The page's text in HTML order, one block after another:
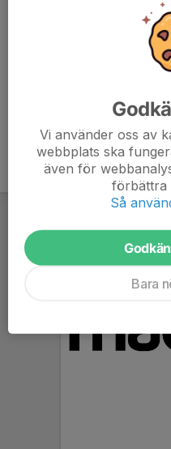
Vi använder oss av
webbplats ska
även för
förbättra
Så
Bara